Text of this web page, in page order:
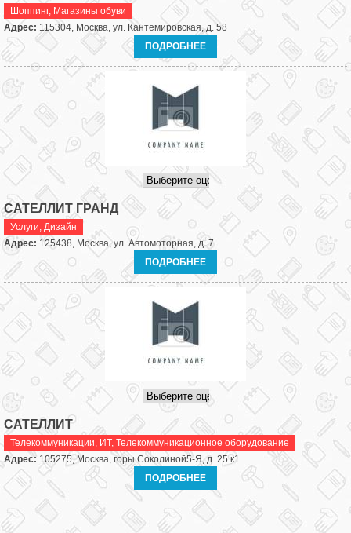
Шоппинг, Магазины обуви
Адрес: 115304, Москва, ул. Кантемировская, д. 58
ПОДРОБНЕЕ
САТЕЛЛИТ ГРАНД
Услуги, Дизайн
Адрес: 125438, Москва, ул. Автомоторная, д. 7
ПОДРОБНЕЕ
САТЕЛЛИТ
Телекоммуникации, ИТ, Телекоммуникационное оборудование
Адрес: 105275, Москва, горы Соколиной5-Я, д. 25 к1
ПОДРОБНЕЕ